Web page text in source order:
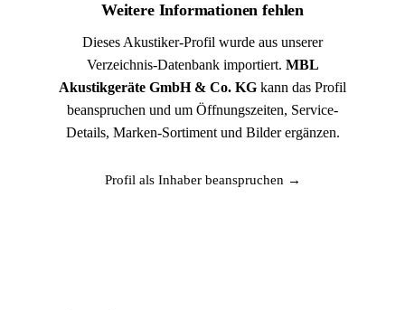
Weitere Informationen fehlen
Dieses Akustiker-Profil wurde aus unserer
Verzeichnis-Datenbank importiert. MBL
Akustikgeräte GmbH & Co. KG kann das Profil
beanspruchen und um Öffnungszeiten, Service-
Details, Marken-Sortiment und Bilder ergänzen.
Profil als Inhaber beanspruchen →